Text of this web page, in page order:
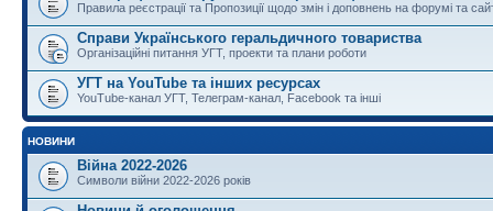
Правила реєстрації та Пропозиції щодо змін і доповнень на форумі та
Справи Українського геральдичного товариства
Організаційні питання УГТ, проекти та плани роботи
УГТ на YouTube та інших ресурсах
YouTube-канал УГТ, Телеграм-канал, Facebook та інші
НОВИНИ
Війна 2022-2026
Символи війни 2022-2026 років